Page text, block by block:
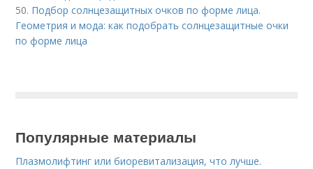
50. Подбор солнцезащитных очков по форме лица.
Геометрия и мода: как подобрать солнцезащитные очки
по форме лица
Популярные материалы
Плазмолифтинг или биоревитализация, что лучше.